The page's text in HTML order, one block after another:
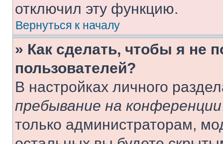
отключил эту функцию.
Вернуться к началу
» Как сделать, чтобы я не
пользователей?
В настройках личного
пребывание на конференции
только администраторам,